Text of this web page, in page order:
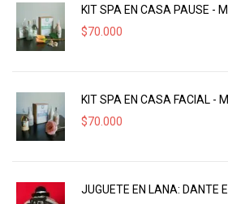
KIT SPA EN CASA PAUSE -
$70.000
KIT SPA EN CASA FACIAL -
$70.000
JUGUETE EN LANA: DANTE